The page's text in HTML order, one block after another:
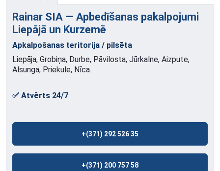
Rainar SIA — Apbedīšanas pakalpojumi
Liepājā un Kurzemē
Apkalpošanas teritorija / pilsēta
Liepāja, Grobiņa, Durbe, Pāvilosta, Jūrkalne, Aizpute,
Alsunga, Priekule, Nīca.
✅ Atvērts 24/7
+(371) 292 526 35
+(371) 200 757 58